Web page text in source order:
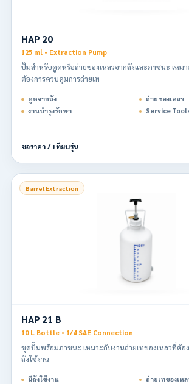
HAP 20
125 ml • Extraction Pump
ปั๊มสำหรับดูดหรือถ่ายของเหลวจากถังและภาชนะ เหม
ต้องการควบคุมการถ่ายเท
ดูดจากถัง
ถ่ายของเหลว
งานบำรุงรักษา
Service
ขอราคา / เทียบรุ่น
Barrel Extraction
HAP 21 B
10 L Bottle • 1/4 SAE Connection
ชุดปั๊มพร้อมภาชนะ เหมาะกับงานถ่ายเทของเหลวที่ต้อ
ถังใช้งาน
มีถังใช้งาน
ถ่ายเทของเหล